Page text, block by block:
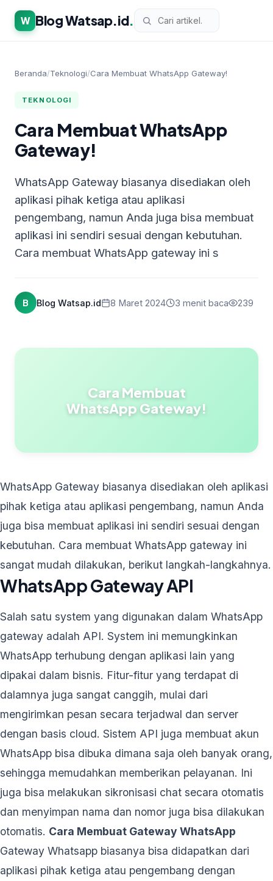
W Blog Watsap.id.
Beranda/Teknologi/Cara Membuat WhatsApp Gateway!
TEKNOLOGI
Cara Membuat WhatsApp
Gateway!
WhatsApp Gateway biasanya disediakan oleh
aplikasi pihak ketiga atau aplikasi
pengembang, namun Anda juga bisa membuat
aplikasi ini sendiri sesuai dengan kebutuhan.
Cara membuat WhatsApp gateway ini s
B Blog Watsap.id 8 Maret 2024 3 menit baca 239
Cara Membuat
WhatsApp Gateway!
WhatsApp Gateway biasanya disediakan oleh aplikasi
pihak ketiga atau aplikasi pengembang, namun Anda
juga bisa membuat aplikasi ini sendiri sesuai dengan
kebutuhan. Cara membuat WhatsApp gateway ini
sangat mudah dilakukan, berikut langkah-langkahnya.
WhatsApp Gateway API
Salah satu system yang digunakan dalam WhatsApp
gateway adalah API. System ini memungkinkan
WhatsApp terhubung dengan aplikasi lain yang
dipakai dalam bisnis. Fitur-fitur yang terdapat di
dalamnya juga sangat canggih, mulai dari
mengirimkan pesan secara terjadwal dan server
dengan basis cloud. Sistem API juga membuat akun
WhatsApp bisa dibuka dimana saja oleh banyak orang,
sehingga memudahkan memberikan pelayanan. Ini
juga bisa melakukan sikronisasi chat secara otomatis
dan menyimpan nama dan nomor juga bisa dilakukan
otomatis. Cara Membuat Gateway WhatsApp
Gateway Whatsapp biasanya bisa didapatkan dari
aplikasi pihak ketiga atau pengembang dengan